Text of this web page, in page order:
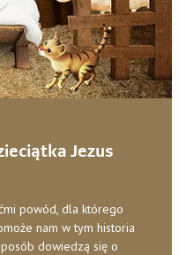
Jezus
powód, dla którego
nam w tym historia
dowiedzą się o